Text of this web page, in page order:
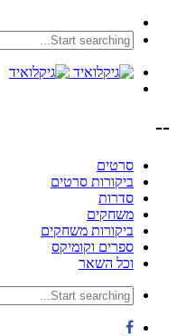
--
סרטים
ביקורות סרטים
סדרות
משחקים
ביקורות משחקים
ספרים וקומיקס
וכל השאר